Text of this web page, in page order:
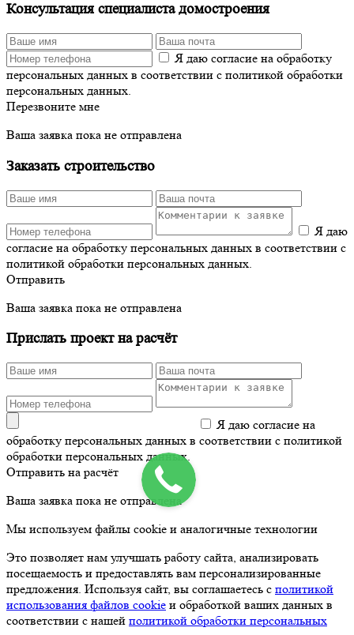
Консультация специалиста домостроения
Я даю согласие на обработку
персональных данных в соответствии с политикой обработки
персональных данных.
Перезвоните мне
Ваша заявка пока не отправлена
Заказать строительство
Я даю
согласие на обработку персональных данных в соответствии с
политикой обработки персональных данных.
Отправить
Ваша заявка пока не отправлена
Прислать проект на расчёт
Я даю согласие на
обработку персональных данных в соответствии с политикой
обработки персональных данных.
Отправить на расчёт
Ваша заявка пока не отправлена
Мы используем файлы cookie и аналогичные технологии
Это позволяет нам улучшать работу сайта, анализировать
посещаемость и предоставлять вам персонализированные
предложения. Используя сайт, вы соглашаетесь с политикой
использования файлов cookie и обработкой ваших данных в
соответствии с нашей политикой обработки персональных